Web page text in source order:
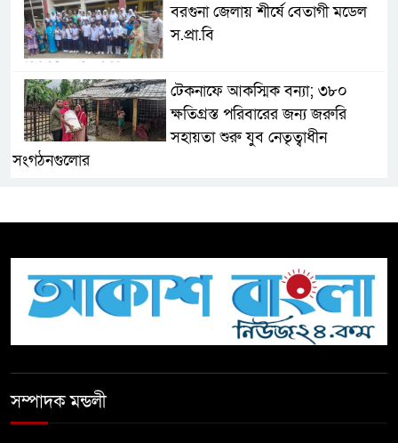
বরগুনা জেলায় শীর্ষে বেতাগী মডেল
স.প্রা.বি
টেকনাফে আকস্মিক বন্যা; ৩৮০
ক্ষতিগ্রস্ত পরিবারের জন্য জরুরি
সহায়তা শুরু যুব নেতৃত্বাধীন
সংগঠনগুলোর
টিকটকে অশালীন কনটেন্ট ও অনলাইন
হয়রানির অভিযোগে ব্রাহ্মণবাড়িয়ায়
বেতাগীতে ঈদুল আজহা উপলক্ষে
সম্পাদক মন্ডলী